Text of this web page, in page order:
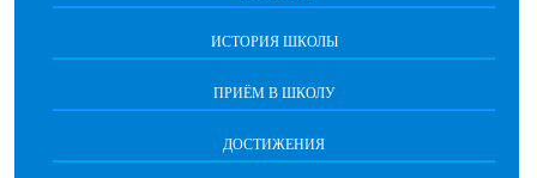
ИСТОРИЯ ШКОЛЫ
ПРИЁМ В ШКОЛУ
ДОСТИЖЕНИЯ